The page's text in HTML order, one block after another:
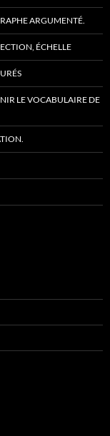
ARGUMENTÉ.
ÉCHELLE
LE VOCABULAIRE DE